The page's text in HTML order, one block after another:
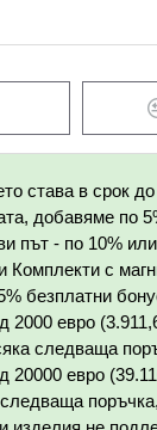
става в срок
добавяме по
път - по 10%
Комплекти с
безплатни
евро
следваща
евро